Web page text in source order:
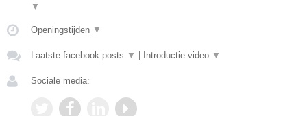
▼
Openingstijden ▼
Laatste facebook posts ▼ Introductie video ▼
Sociale media: